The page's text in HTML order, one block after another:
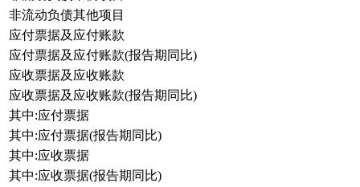
非流动负债其他项目
应付票据及应付账款
应付票据及应付账款(报告期同比)
应收票据及应收账款
应收票据及应收账款(报告期同比)
其中:应付票据
其中:应付票据(报告期同比)
其中:应收票据
其中:应收票据(报告期同比)